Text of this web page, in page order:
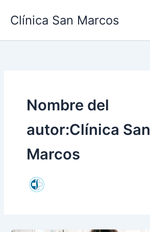
Clínica San Marcos
Nombre del
autor:Clínica San
Marcos